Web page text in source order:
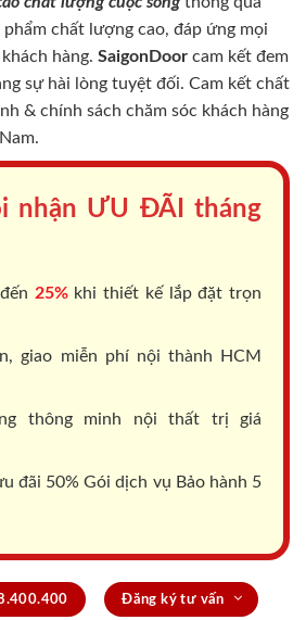
phẩm chất lượng cao, đáp ứng mọi
hàng. SaigonDoor cam kết đem
sự hài lòng tuyệt đối. Cam kết chất
& chính sách chăm sóc khách hàng
nhận ƯU ĐÃI tháng
25%khi thiết kế lắp đặt trọn
giao miễn phí nội thành HCM
thông minh nội thất trị giá
đãi 50% Gói dịch vụ Bảo hành 5
Đăng ký tư vấn